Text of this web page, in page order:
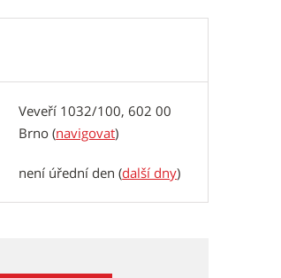
Veveří 1032/100, 602 00
Brno (navigovat)
není úřední den (další dny)